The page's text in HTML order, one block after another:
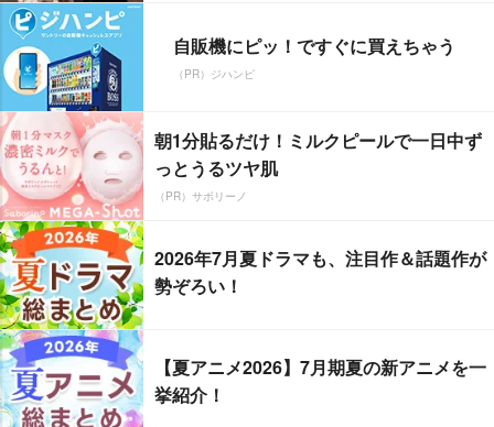
自販機にピッ！ですぐに買えちゃう
（PR）ジハンピ
朝1分貼るだけ！ミルクピールで一日中ず
っとうるツヤ肌
（PR）サボリーノ
2026年7月夏ドラマも、注目作＆話題作が
勢ぞろい！
【夏アニメ2026】7月期夏の新アニメを一
挙紹介！